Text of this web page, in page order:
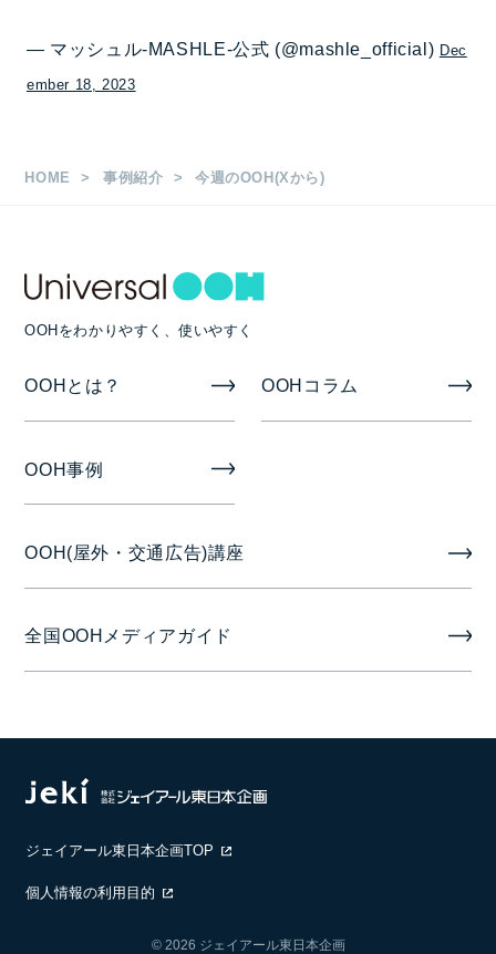
— マッシュル-MASHLE-公式 (@mashle_official) Dec
ember 18, 2023
HOME 事例紹介 今週のOOH(Xから)
OOHをわかりやすく、使いやすく
OOHとは？ OOHコラム
OOH事例
OOH(屋外・交通広告)講座
全国OOHメディアガイド
ジェイアール東日本企画TOP
個人情報の利用目的
© 2026 ジェイアール東日本企画